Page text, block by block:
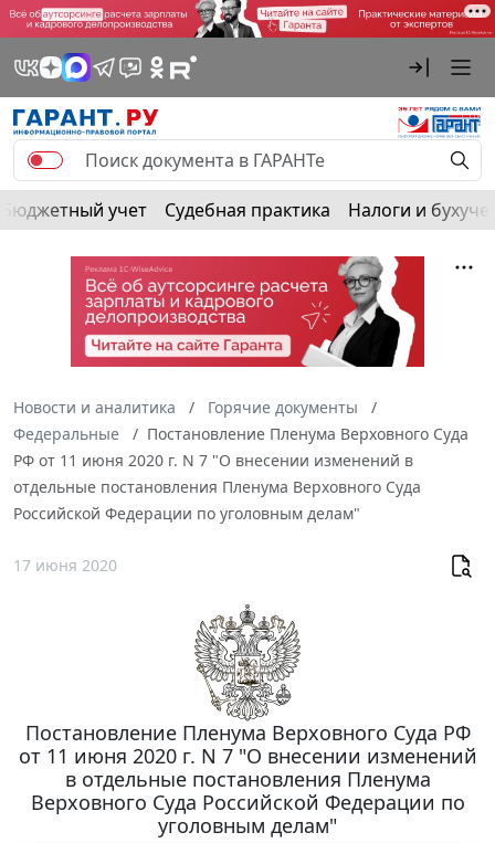
Бюджетный учет Судебная практика Налоги и
Новости и аналитика
Горячие документы
Федеральные
Постановление Пленума Верховного Суда
РФ от 11 июня 2020 г. N 7 "О внесении изменений в
отдельные постановления Пленума Верховного Суда
Российской Федерации по уголовным делам"
17 июня 2020
Постановление Пленума Верховного Суда РФ
от 11 июня 2020 г. N 7 "О внесении изменений
в отдельные постановления Пленума
Верховного Суда Российской Федерации по
уголовным делам"